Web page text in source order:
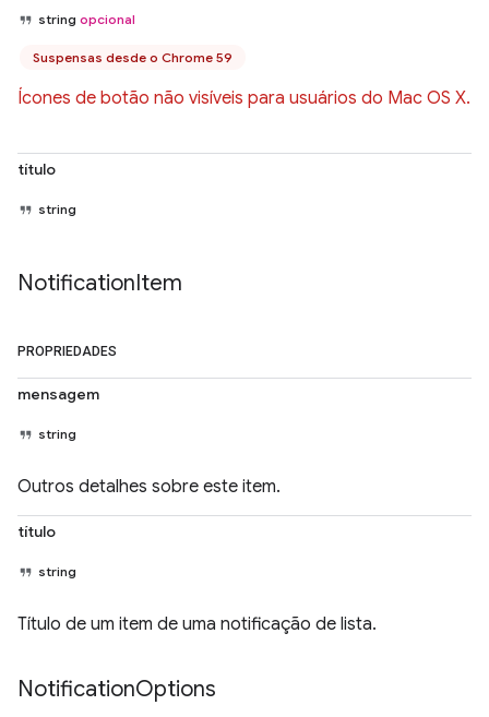
string opcional
Suspensas desde o Chrome 59
Ícones de botão não visíveis para usuários do Mac OS X.
título
string
NotificationItem
PROPRIEDADES
mensagem
string
Outros detalhes sobre este item.
título
string
Título de um item de uma notificação de lista.
NotificationOptions